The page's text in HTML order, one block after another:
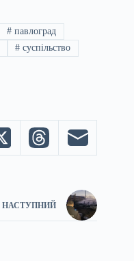
# павлоград
# суспільство
НАСТУПНИЙ